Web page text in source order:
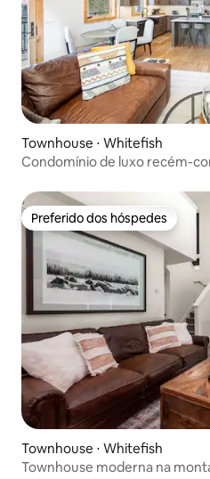
Townhouse ⋅ Whitefish
Condomínio de luxo recém-
Preferido dos hóspedes
Preferido dos hóspedes
Townhouse ⋅ Whitefish
Townhouse moderna na